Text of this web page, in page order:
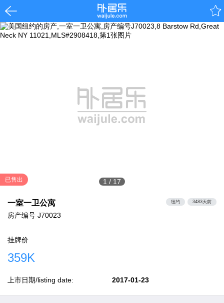
1 / 17
已售出
一室一卫公寓
房产编号 J70023
纽约 3483天前
挂牌价
359K
上市日期/listing date: 2017-01-23